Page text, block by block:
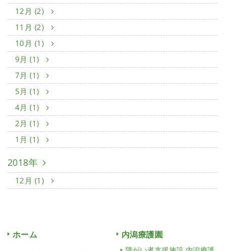
12月 (2)
11月 (2)
10月 (1)
9月 (1)
7月 (1)
5月 (1)
4月 (1)
2月 (1)
1月 (1)
2018年
12月 (1)
ホーム 内潟療護園